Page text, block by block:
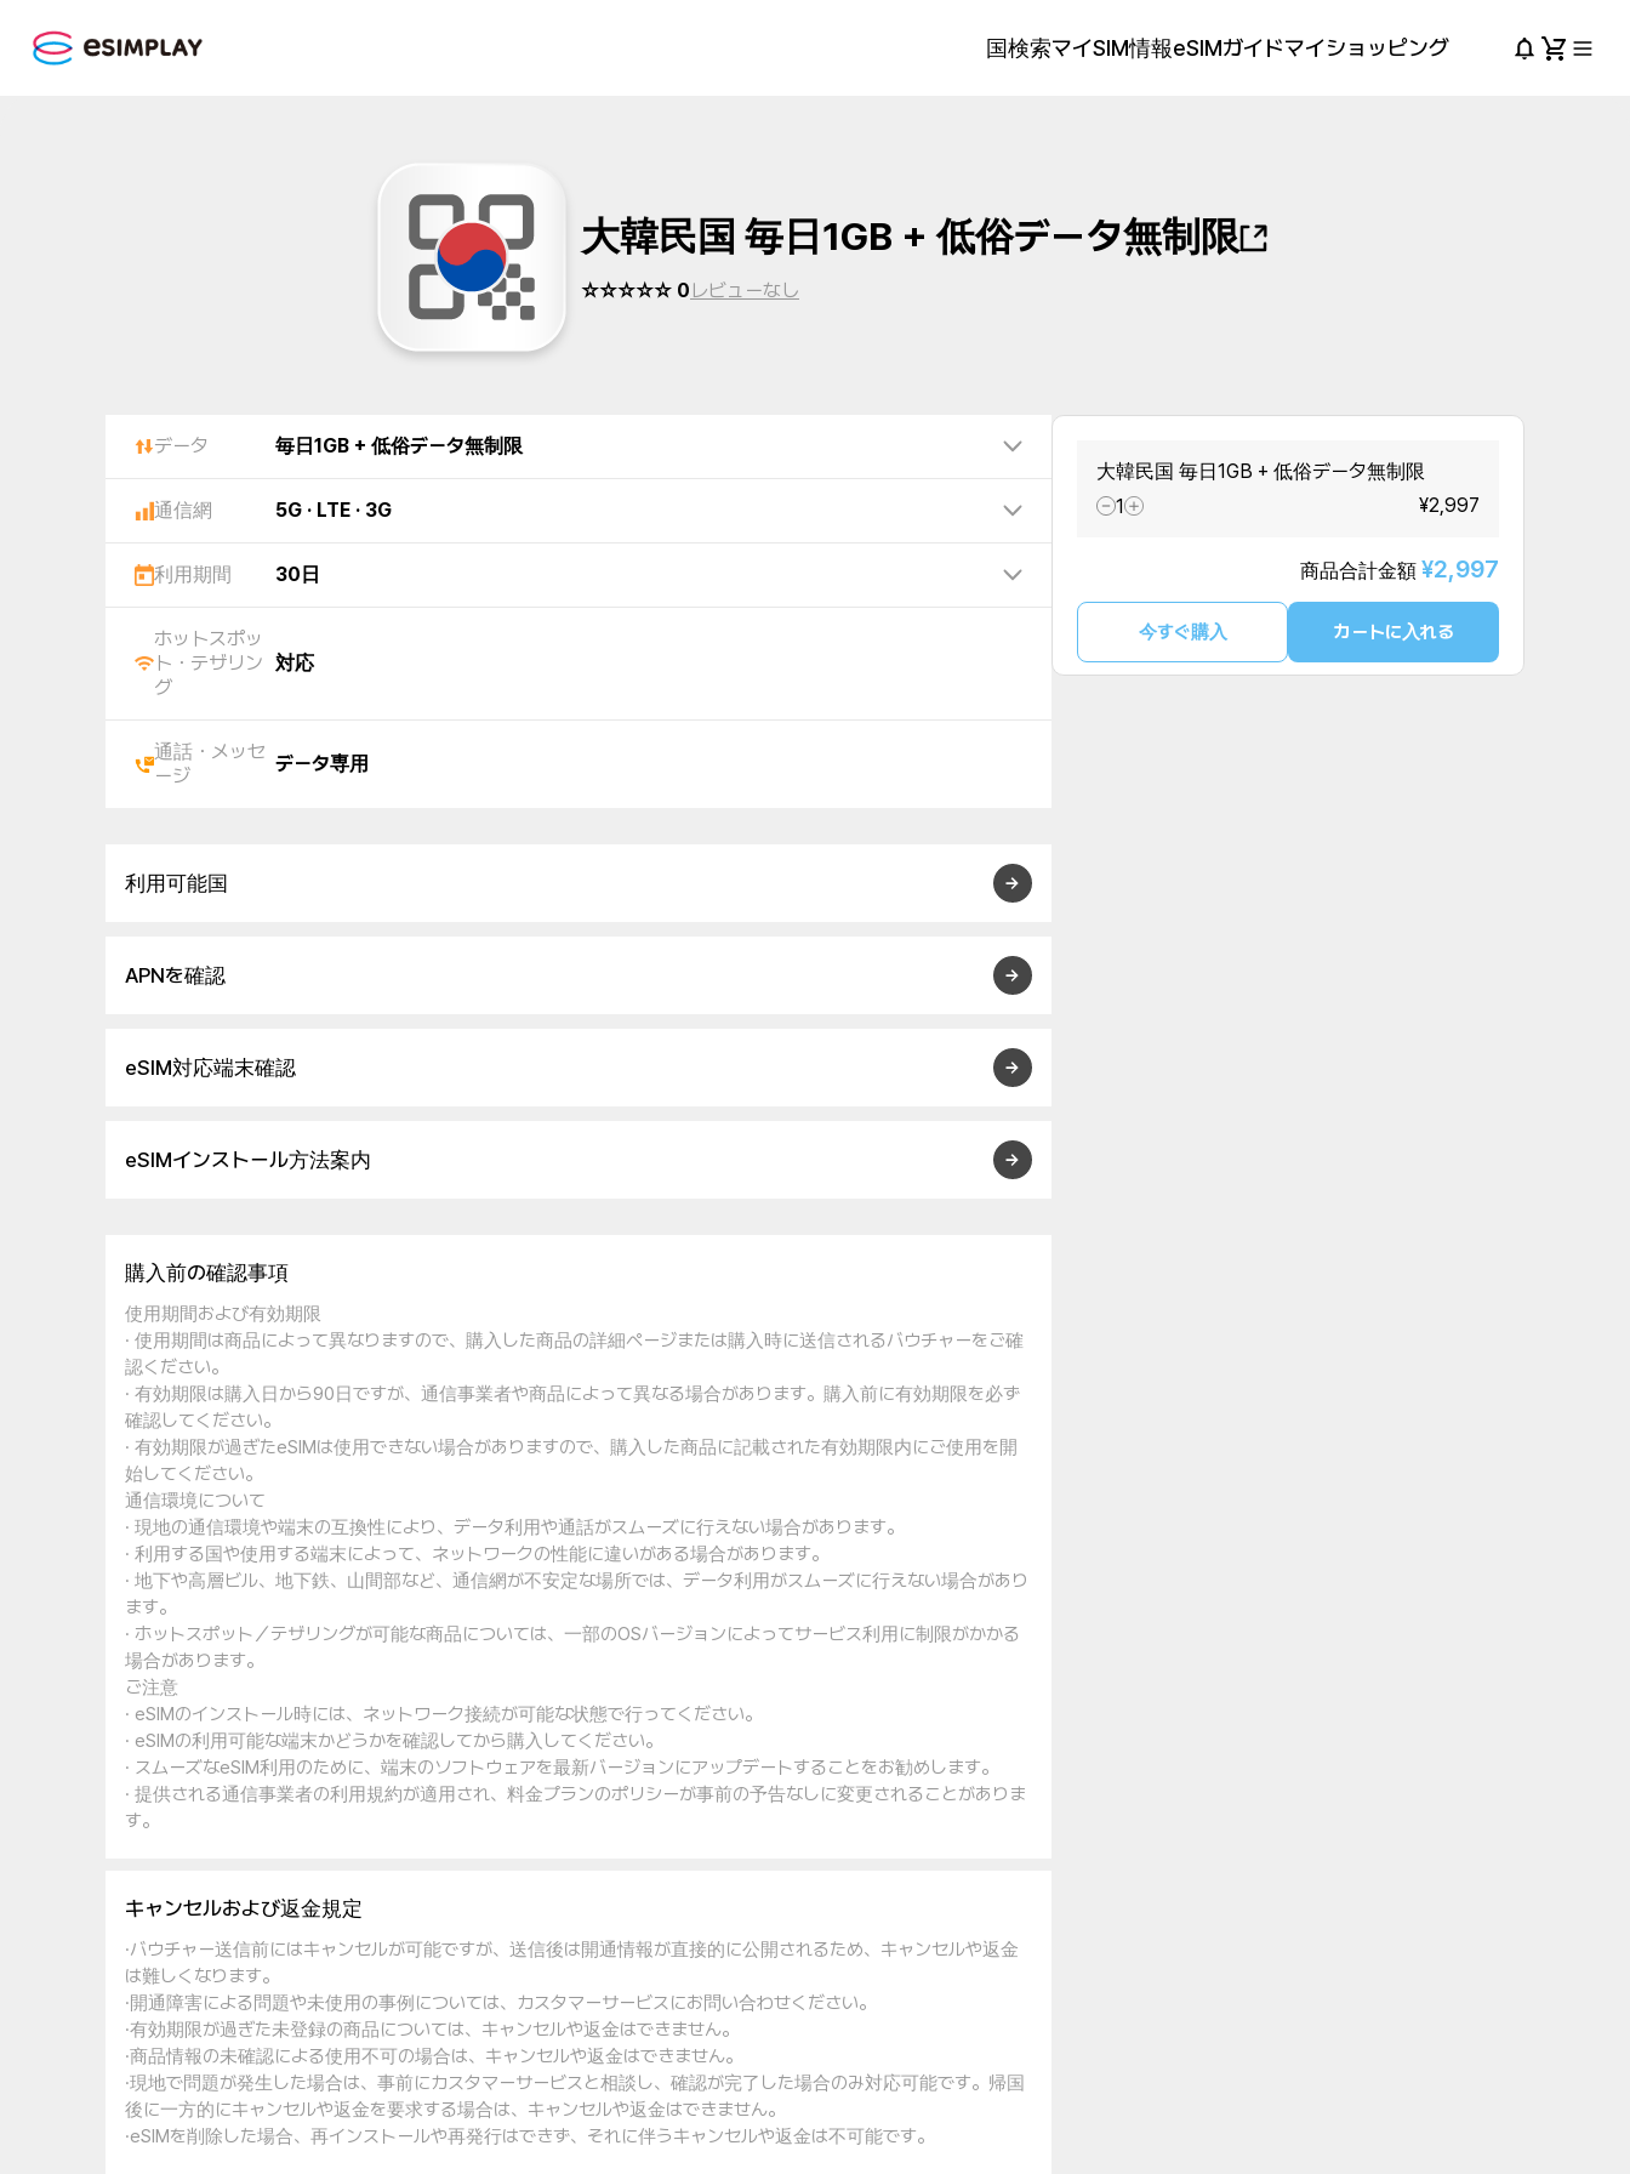
国検索マイSIM情報eSIMガイドマイショッピング
大韓民国 毎日1GB + 低俗データ無制限
☆☆☆☆☆ 0 レビューなし
データ 毎日1GB + 低俗データ無制限
通信網 5G · LTE · 3G
利用期間 30日
ホットスポッ
ト・テザリン
グ
対応
通話・メッセ
ージ
データ専用
利用可能国
APNを確認
eSIM対応端末確認
eSIMインストール方法案内
購入前の確認事項
使用期間および有効期限
· 使用期間は商品によって異なりますので、購入した商品の詳細ページまたは購入時に送信されるバウチャーをご確
認ください。
· 有効期限は購入日から90日ですが、通信事業者や商品によって異なる場合があります。購入前に有効期限を必ず
確認してください。
· 有効期限が過ぎたeSIMは使用できない場合がありますので、購入した商品に記載された有効期限内にご使用を開
始してください。
通信環境について
· 現地の通信環境や端末の互換性により、データ利用や通話がスムーズに行えない場合があります。
· 利用する国や使用する端末によって、ネットワークの性能に違いがある場合があります。
· 地下や高層ビル、地下鉄、山間部など、通信網が不安定な場所では、データ利用がスムーズに行えない場合があり
ます。
· ホットスポット／テザリングが可能な商品については、一部のOSバージョンによってサービス利用に制限がかかる
場合があります。
ご注意
· eSIMのインストール時には、ネットワーク接続が可能な状態で行ってください。
· eSIMの利用可能な端末かどうかを確認してから購入してください。
· スムーズなeSIM利用のために、端末のソフトウェアを最新バージョンにアップデートすることをお勧めします。
· 提供される通信事業者の利用規約が適用され、料金プランのポリシーが事前の予告なしに変更されることがありま
す。
キャンセルおよび返金規定
·バウチャー送信前にはキャンセルが可能ですが、送信後は開通情報が直接的に公開されるため、キャンセルや返金
は難しくなります。
·開通障害による問題や未使用の事例については、カスタマーサービスにお問い合わせください。
·有効期限が過ぎた未登録の商品については、キャンセルや返金はできません。
·商品情報の未確認による使用不可の場合は、キャンセルや返金はできません。
·現地で問題が発生した場合は、事前にカスタマーサービスと相談し、確認が完了した場合のみ対応可能です。帰国
後に一方的にキャンセルや返金を要求する場合は、キャンセルや返金はできません。
·eSIMを削除した場合、再インストールや再発行はできず、それに伴うキャンセルや返金は不可能です。
大韓民国 毎日1GB + 低俗データ無制限
1
¥2,997
商品合計金額 ¥2,997
今すぐ購入 カートに入れる